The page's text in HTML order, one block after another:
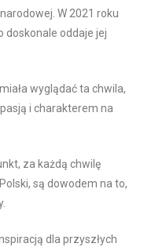
W 2021 roku
doskonale oddaje jej
wyglądać ta chwila,
i charakterem na
za każdą chwilę
są dowodem na to,
dla przyszłych